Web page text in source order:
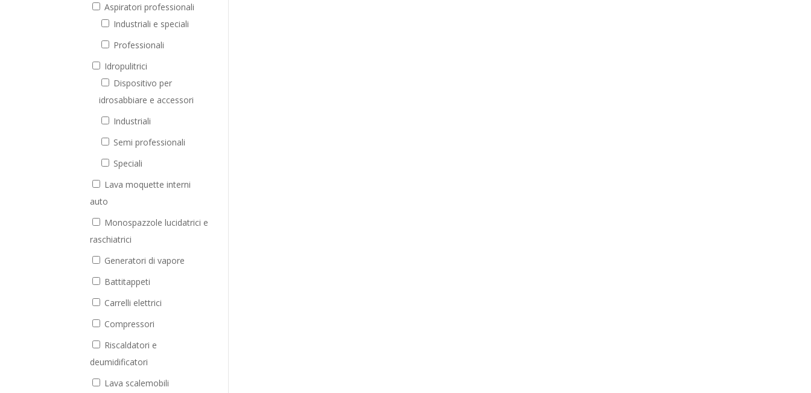
Aspiratori professionali
Industriali e speciali
Professionali
Idropulitrici
Dispositivo per
idrosabbiare e accessori
Industriali
Semi professionali
Speciali
Lava moquette interni
auto
Monospazzole lucidatrici e
raschiatrici
Generatori di vapore
Battitappeti
Carrelli elettrici
Compressori
Riscaldatori e
deumidificatori
Lava scalemobili